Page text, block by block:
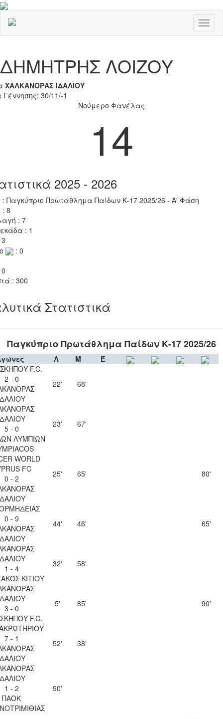
ΔΗΜΗΤΡΗΣ ΛΟΙΖΟΥ
ΧΑΛΚΑΝΟΡΑΣ ΙΔΑΛΙΟΥ
30/11/-1
Νούμερο Φανέλας
14
2025 - 2026
: Παγκύπριο Πρωτάθλημα Παίδων Κ-17 2025/26 - Α' Φάση
: 8
: 7
: 1
: 0
: 300
Στατιστικά
Παγκύπριο Πρωτάθλημα Παίδων Κ-17 2025/26
Λ Μ
Έ
F.C.
2 - 0
22' 68'
5 - 0
ΛΥΜΠΙΩΝ
23' 67'
WORLD
FC
0 - 2
25' 65' 80'
0 - 9
44' 46' 65'
1 - 4
ΚΙΤΙΟΥ
32' 58'
3 - 0
F.C.
5' 85' 90'
7 - 1
52' 38'
1 - 2
ΠΑΟΚ
90'